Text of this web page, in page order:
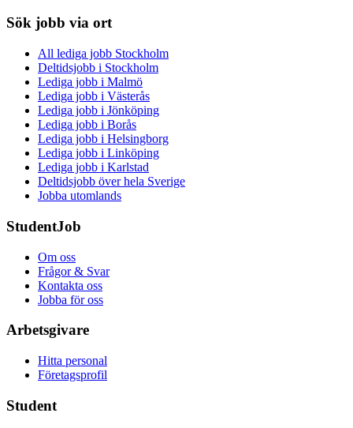
Sök jobb via ort
All lediga jobb Stockholm
Deltidsjobb i Stockholm
Lediga jobb i Malmö
Lediga jobb i Västerås
Lediga jobb i Jönköping
Lediga jobb i Borås
Lediga jobb i Helsingborg
Lediga jobb i Linköping
Lediga jobb i Karlstad
Deltidsjobb över hela Sverige
Jobba utomlands
StudentJob
Om oss
Frågor & Svar
Kontakta oss
Jobba för oss
Arbetsgivare
Hitta personal
Företagsprofil
Student